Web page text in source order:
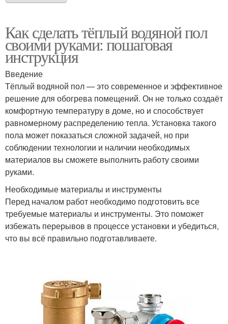
Как сделать тёплый водяной пол
своими руками: пошаговая
инструкция
Введение
Тёплый водяной пол — это современное и эффективное
решение для обогрева помещений. Он не только создаёт
комфортную температуру в доме, но и способствует
равномерному распределению тепла. Установка такого
пола может показаться сложной задачей, но при
соблюдении технологии и наличии необходимых
материалов вы сможете выполнить работу своими
руками.
Необходимые материалы и инструменты
Перед началом работ необходимо подготовить все
требуемые материалы и инструменты. Это поможет
избежать перерывов в процессе установки и убедиться,
что вы всё правильно подготавливаете.